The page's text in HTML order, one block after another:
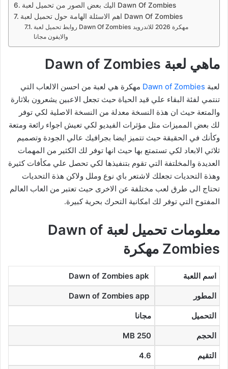
اليك بعض الصور من تحميل لعبة Dawn Of Zombies
اهم الاسئلة الهامة حول تحميل لعبة Dawn Of Zombies
روابط تحميل لعبة Dawn Of Zombies مهكرة 2026 للاندرويد
والايفون مجانا
ماهي لعبة Dawn of Zombies
لعبة Dawn of Zombies مهكرة هي لعبة من احسن الالعاب التي
تنتمي لفئة البقاء علي قيد الحياة حيث تجعل الاعبين يشعرون بلاثارة
والمتعة حيث ان هذة النسخة معدلة من النسخة الاصلية لكي توفر
لك بعض المميزات مثل مؤثرات الفيديو لكي تعيش اجواء رائعة ومتعة
وكأنك في الحقيقة حيث تتميز ايضا بجرافيك عالي الجودة وتصميم
ثلاثي الابعاد لكي تستمتع بها حيث انها توفر لك الكثير من المهمات
العديدة والمخلتفة التي تقوم بتنفيذها لكي تحصل علي مكأفات كثيرة
وهذة التحديات تجعلك لاشتعر باي نوع وملل ولاكن هذة التحديات
تحتاج الى طرق لعب مختلفة عن الاخرى حيث تعتبر من العاب العالم
المفتوح التي توفر لك امكانية التحرك بحرية كبيرة.
معلومات تحميل لعبة Dawn of
Zombies مهكرة
اسم اللعبة
المطور
التحميل مجانا
الحجم 250 MB
التقيم 4.6